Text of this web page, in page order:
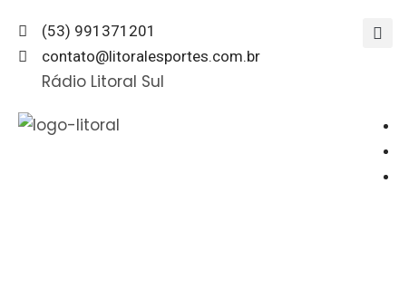
(53) 991371201
contato@litoralesportes.com.br
Rádio Litoral Sul